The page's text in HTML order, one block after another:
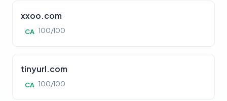
xxoo.com
CA 100/100
tinyurl.com
CA 100/100